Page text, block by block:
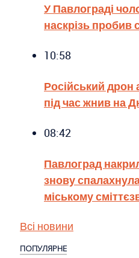
У Павлограді
наскрізь пробив
10:58
Російський дрон
під час жнив на
08:42
Павлоград
знову
міському
Всі новини
ПОПУЛЯРНЕ